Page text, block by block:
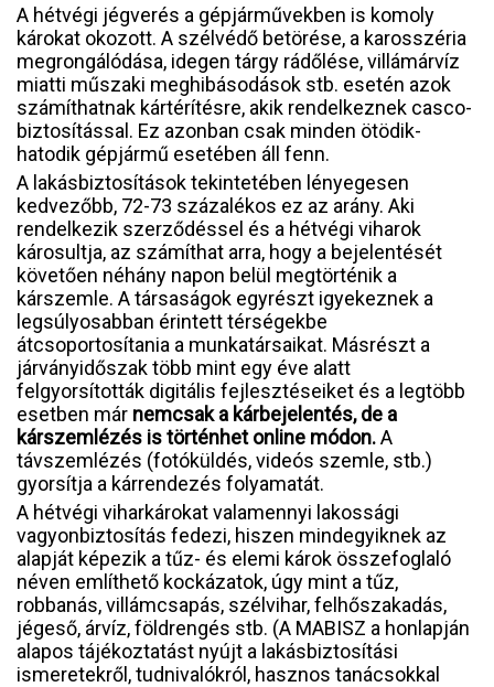
A hétvégi jégverés a gépjárművekben is komoly
károkat okozott. A szélvédő betörése, a karosszéria
megrongálódása, idegen tárgy rádőlése, villámárvíz
miatti műszaki meghibásodások stb. esetén azok
számíthatnak kártérítésre, akik rendelkeznek casco-
biztosítással. Ez azonban csak minden ötödik-
hatodik gépjármű esetében áll fenn.
A lakásbiztosítások tekintetében lényegesen
kedvezőbb, 72-73 százalékos ez az arány. Aki
rendelkezik szerződéssel és a hétvégi viharok
károsultja, az számíthat arra, hogy a bejelentését
követően néhány napon belül megtörténik a
kárszemle. A társaságok egyrészt igyekeznek a
legsúlyosabban érintett térségekbe
átcsoportosítania a munkatársaikat. Másrészt a
járványidőszak több mint egy éve alatt
felgyorsították digitális fejlesztéseiket és a legtöbb
esetben már nemcsak a kárbejelentés, de a
kárszemlézés is történhet online módon.A
távszemlézés (fotóküldés, videós szemle, stb.)
gyorsítja a kárrendezés folyamatát.
A hétvégi viharkárokat valamennyi lakossági
vagyonbiztosítás fedezi, hiszen mindegyiknek az
alapját képezik a tűz- és elemi károk összefoglaló
néven említhető kockázatok, úgy mint a tűz,
robbanás, villámcsapás, szélvihar, felhőszakadás,
jégeső, árvíz, földrengés stb. (A MABISZ a honlapján
alapos tájékoztatást nyújt a lakásbiztosítási
ismeretekről, tudnivalókról, hasznos tanácsokkal